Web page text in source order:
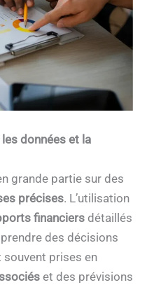
données et la
grande partie sur des
précises. L’utilisation
financiers détaillés
des décisions
prises en
et des prévisions